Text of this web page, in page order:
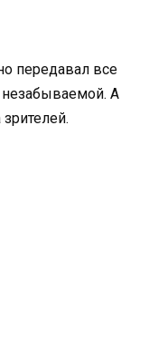
передавал все
А